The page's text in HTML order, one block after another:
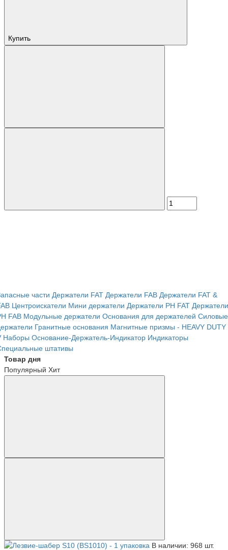
Купить
части Держатели FAT Держатели FAB Держатели FAT &
Центроискатели Мини держатели Держатели PH FAT Держатели
FAB Модульные держатели Основания для держателей Силовые
Гранитные основания Магнитные призмы - HEAVY DUTY
Наборы Основание-Держатель-Индикатор Индикаторы
штативы
Товар дня
Популярный Хит
В наличии: 968 шт.